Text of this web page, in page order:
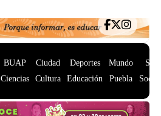
BUAP
Ciencias
Ciudad
Cultura
Deportes
Educación
Mundo
Puebla